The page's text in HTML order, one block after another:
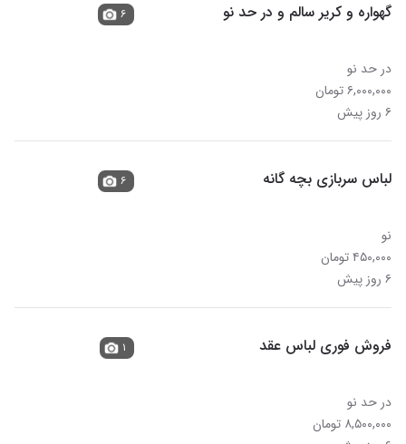
گهواره و کریر سالم و در حد نو
در حد نو
۶,۰۰۰,۰۰۰ تومان
۶ روز پیش
۶
لباس سربازی بچه گانه
نو
۴۵۰,۰۰۰ تومان
۶ روز پیش
۶
فروش فوری لباس عقد
در حد نو
۸,۵۰۰,۰۰۰ تومان
۱